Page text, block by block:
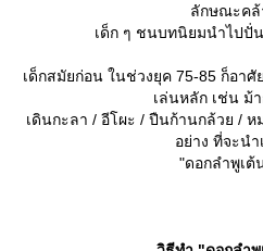
ลักษณะคล้
เด็ก ๆ ชนบทนิยมนำไปปั่
เด็กสมัยก่อน ในช่วงยุค 75-85 ก็อา
เล่นหลัก เช่น ม้
เดินกะลา / อีโผะ / ปืนก้านกล้วย / ห
อย่าง ที่จะน
"ดอกลำพูเต้